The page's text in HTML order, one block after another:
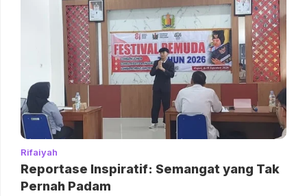
Rifaiyah
Reportase Inspiratif: Semangat yang Tak
Pernah Padam